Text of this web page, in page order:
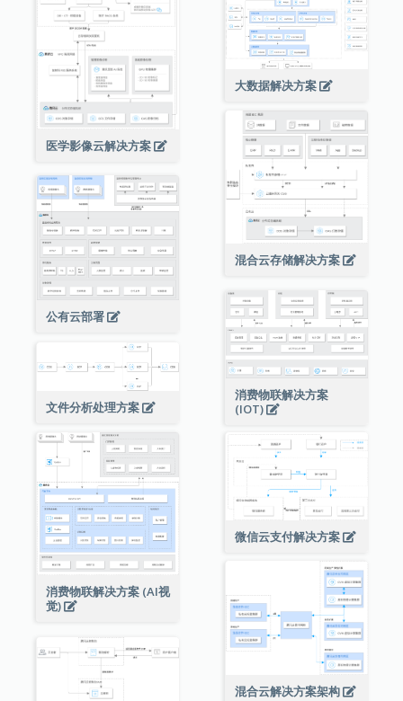
医学影像云解决方案
大数据解决方案
混合云存储解决方案
公有云部署
消费物联解决方案
(IOT)
文件分析处理方案
消费物联解决方案 (AI视
觉)
微信云支付解决方案
混合云解决方案架构